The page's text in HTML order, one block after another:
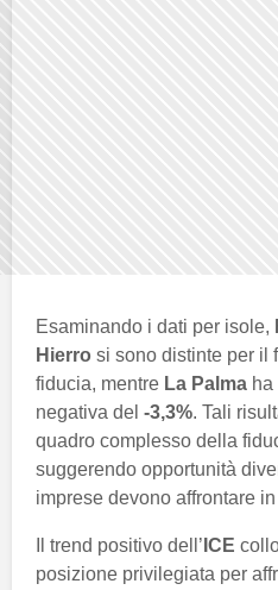
Esaminando i dati per isole,
Hierro si sono distinte per il
fiducia, mentre La Palma
negativa del -3,3%. Tali
quadro complesso della
suggerendo opportunità
imprese devono affrontare
Il trend positivo dell’ ICE
posizione privilegiata per